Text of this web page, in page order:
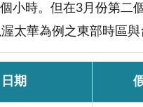
小時。但在3月份第二
太華為例之東部時區與
日期